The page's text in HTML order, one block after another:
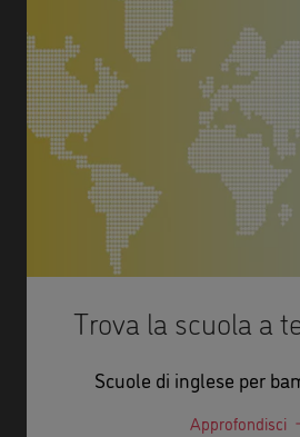
Trova la scuola a
Scuole di inglese per
Approfondisci